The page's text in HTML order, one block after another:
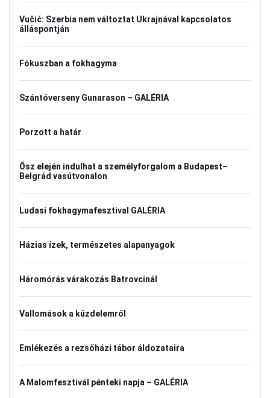
Vučić: Szerbia nem változtat Ukrajnával kapcsolatos
álláspontján
Fókuszban a fokhagyma
Szántóverseny Gunarason – GALÉRIA
Porzott a határ
Ősz elején indulhat a személyforgalom a Budapest–
Belgrád vasútvonalon
Ludasi fokhagymafesztival GALÉRIA
Házias ízek, természetes alapanyagok
Háromórás várakozás Batrovcinál
Vallomások a küzdelemről
Emlékezés a rezsőházi tábor áldozataira
A Malomfesztivál pénteki napja – GALÉRIA